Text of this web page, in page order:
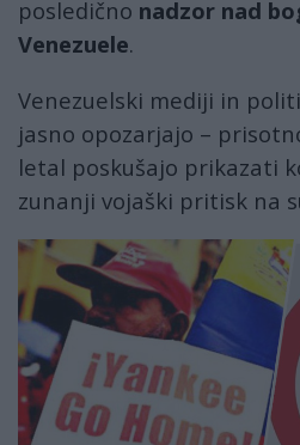
posledično nadzor nad
Venezuele.
Venezuelski mediji in
jasno opozarjajo –
letal poskušajo prikazati
zunanji vojaški pritisk na